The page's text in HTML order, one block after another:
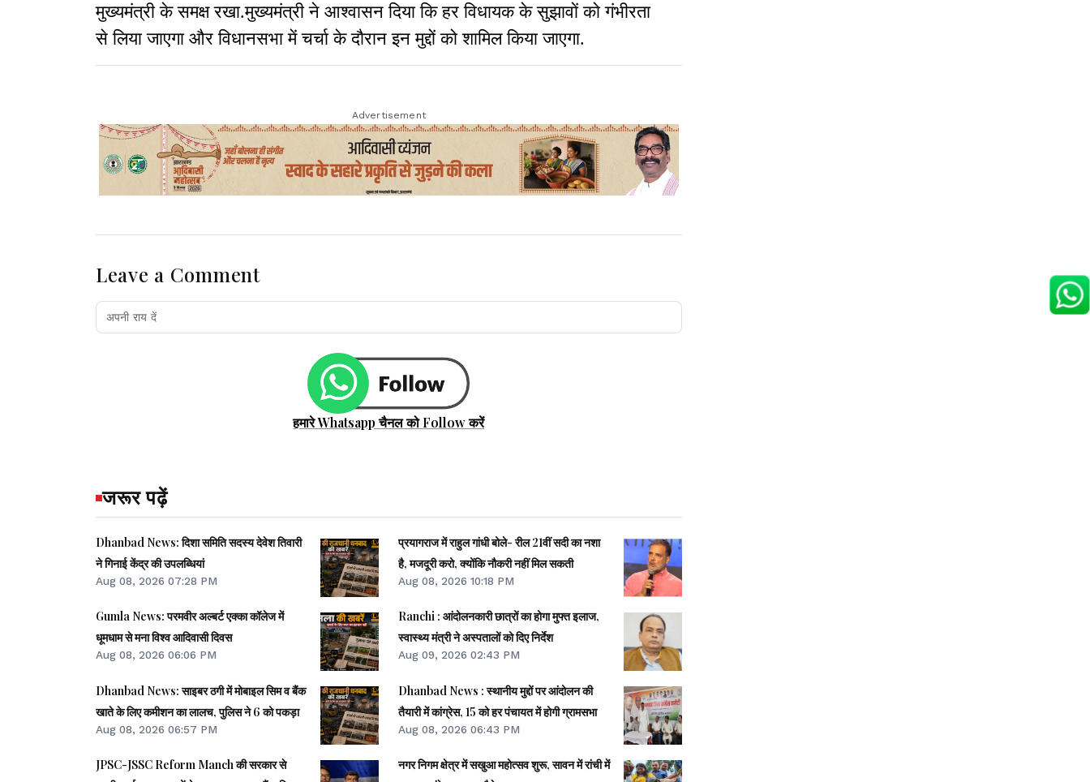
मुख्यमंत्री के समक्ष रखा.मुख्यमंत्री ने आश्वासन दिया कि हर विधायक के सुझावों को गंभीरता
से लिया जाएगा और विधानसभा में चर्चा के दौरान इन मुद्दों को शामिल किया जाएगा.
Advertisement
Leave a Comment
हमारे Whatsapp चैनल को Follow करें
जरूर पढ़ें
Dhanbad News: दिशा समिति सदस्य देवेश तिवारी
ने गिनाई केंद्र की उपलब्धियां
Aug 08, 2026 07:28 PM
Gumla News: परमवीर अल्बर्ट एक्का कॉलेज में
धूमधाम से मना विश्व आदिवासी दिवस
Aug 08, 2026 06:06 PM
Dhanbad News: साइबर ठगी में मोबाइल सिम व बैंक
खाते के लिए कमीशन का लालच, पुलिस ने 6 को पकड़ा
Aug 08, 2026 06:57 PM
JPSC-JSSC Reform Manch की सरकार से
प्रयागराज में राहुल गांधी बोले- रील 21वीं सदी का नशा
है, मजदूरी करो, क्योंकि नौकरी नहीं मिल सकती
Aug 08, 2026 10:18 PM
Ranchi : आंदोलनकारी छात्रों का होगा मुफ्त इलाज,
स्वास्थ्य मंत्री ने अस्पतालों को दिए निर्देश
Aug 09, 2026 02:43 PM
Dhanbad News : स्थानीय मुद्दों पर आंदोलन की
तैयारी में कांग्रेस, 15 को हर पंचायत में होगी ग्रामसभा
Aug 08, 2026 06:43 PM
नगर निगम क्षेत्र में सखुआ महोत्सव शुरू, सावन में रांची में